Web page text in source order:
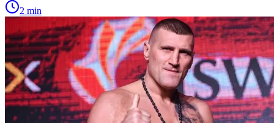
2 min